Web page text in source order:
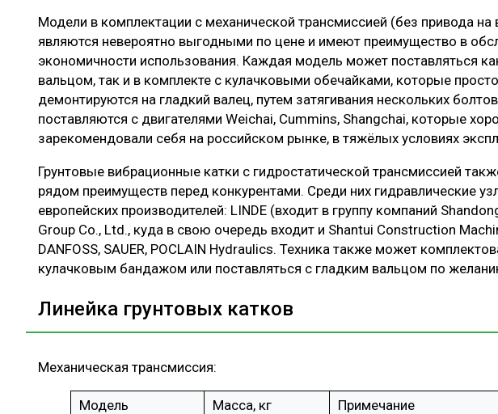
Модели в комплектации с механической трансмиссией (без привода на
являются невероятно выгодными по цене и имеют преимущество в
экономичности использования. Каждая модель может поставляться
вальцом, так и в комплекте с кулачковыми обечайками, которые
демонтируются на гладкий валец, путем затягивания нескольких
поставляются с двигателями Weichai, Cummins, Shangchai, которые
зарекомендовали себя на российском рынке, в тяжёлых условиях
Грунтовые вибрационные катки с гидростатической трансмиссией
рядом преимуществ перед конкурентами. Среди них гидравлические
европейских производителей: LINDE (входит в группу компаний
Group Co., Ltd., куда в свою очередь входит и Shantui Construction
DANFOSS, SAUER, POCLAIN Hydraulics. Техника также может
кулачковым бандажом или поставляться с гладким вальцом по
Линейка грунтовых катков
Механическая трансмиссия:
Модель Масса, кг
Примечание